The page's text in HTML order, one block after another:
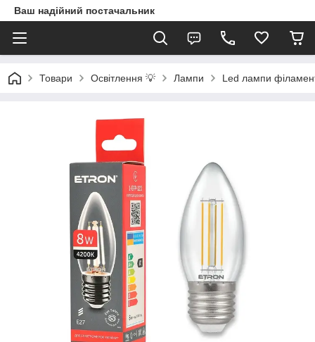
Ваш надійний постачальник
Товари Освітлення 💡 Лампи Led лампи